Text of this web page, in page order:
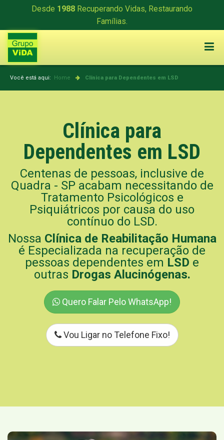
Desde 1988 Recuperando Vidas, Restaurando
Famílias.
Você está aqui: Home Clínica para Dependentes em LSD
Clínica para
Dependentes em LSD
Centenas de pessoas, inclusive de
Quadra - SP acabam necessitando de
Tratamento Psicológicos e
Psiquiátricos por causa do uso
contínuo do LSD.
Nossa Clínica de Reabilitação Humana
é Especializada na recuperação de
pessoas dependentes em LSD e
outras Drogas Alucinógenas.
Quero Falar Pelo WhatsApp!
Vou Ligar no Telefone Fixo!